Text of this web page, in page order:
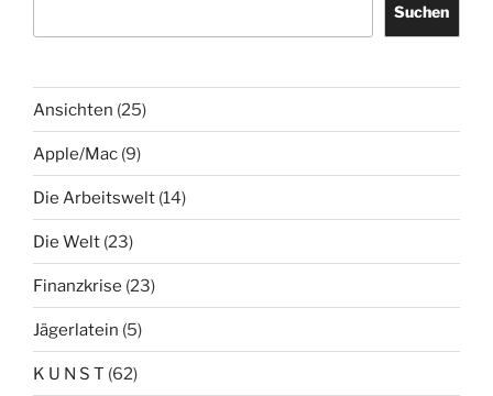
Suchen
Ansichten (25)
Apple/Mac (9)
Die Arbeitswelt (14)
Die Welt (23)
Finanzkrise (23)
Jägerlatein (5)
K U N S T (62)